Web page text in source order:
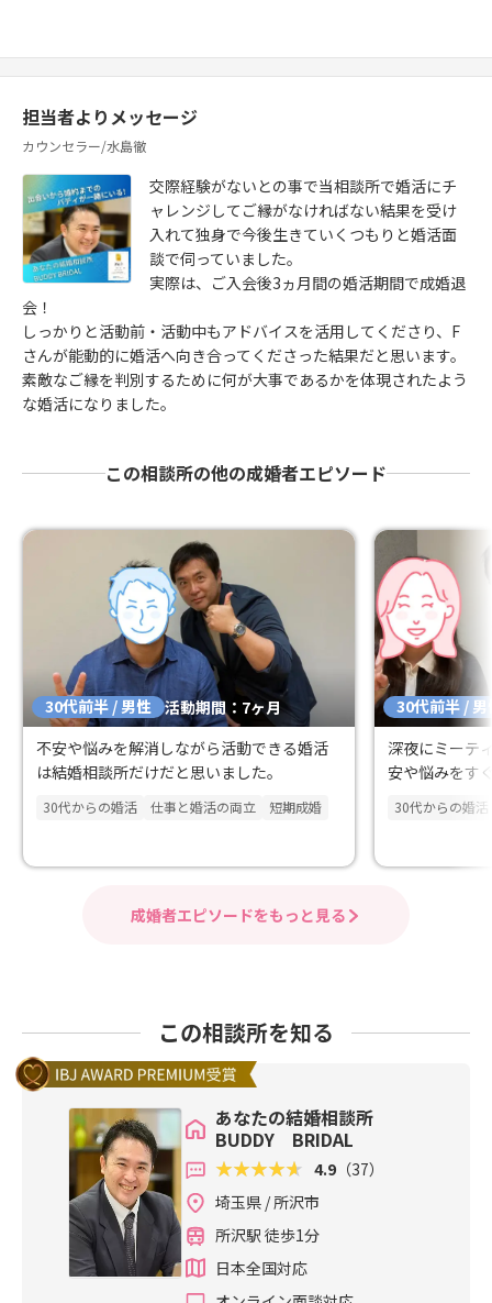
担当者よりメッセージ
カウンセラー/水島徹
交際経験がないとの事で当相談所で婚活にチ
ャレンジしてご縁がなければない結果を受け
入れて独身で今後生きていくつもりと婚活面
談で伺っていました。
実際は、ご入会後3ヵ月間の婚活期間で成婚退
会！
しっかりと活動前・活動中もアドバイスを活用してくださり、F
さんが能動的に婚活へ向き合ってくださった結果だと思います。
素敵なご縁を判別するために何が大事であるかを体現されたよう
な婚活になりました。
この相談所の他の成婚者エピソード
30代前半 / 男性 活動期間：7ヶ月
不安や悩みを解消しながら活動できる婚活
は結婚相談所だけだと思いました。
30代からの婚活 仕事と婚活の両立 短期成婚
30代前半 / 男
深夜にミーテ
安や悩みをす
30代からの婚活
成婚者エピソードをもっと見る
この相談所を知る
あなたの結婚相談所
BUDDY BRIDAL
4.9 （37）
埼玉県 / 所沢市
所沢駅 徒歩1分
日本全国対応